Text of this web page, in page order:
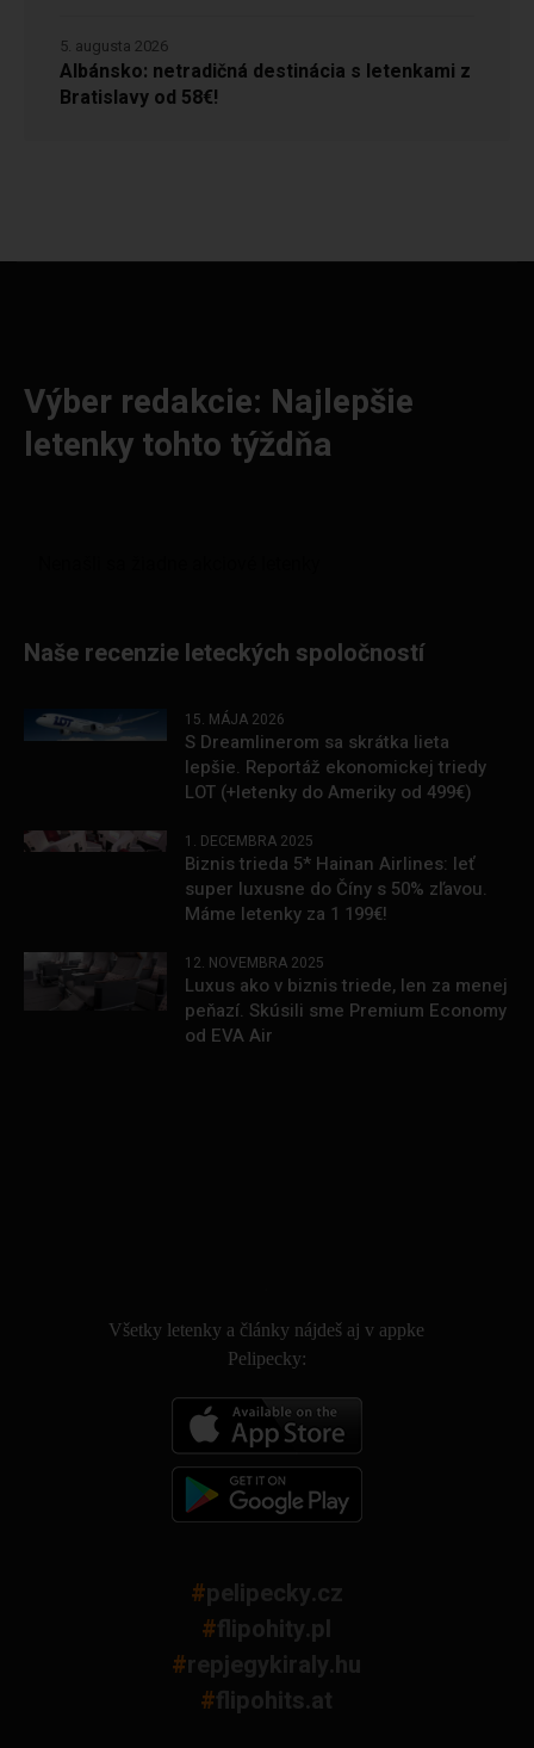
Albánsko: netradičná destinácia s letenkami z
Bratislavy od 58€!
5. augusta 2026
Výber redakcie: Najlepšie
letenky tohto týždňa
Naše recenzie leteckých spoločností
15. MÁJA 2026
S Dreamlinerom sa skrátka lieta
lepšie. Reportáž ekonomickej triedy
LOT (+letenky do Ameriky od 499€)
1. DECEMBRA 2025
Biznis trieda 5* Hainan Airlines: leť
super luxusne do Číny s 50% zľavou.
Máme letenky za 1 199€!
12. NOVEMBRA 2025
Luxus ako v biznis triede, len za menej
peňazí. Skúsili sme Premium Economy
od EVA Air
Všetky letenky a články nájdeš aj v appke
Pelipecky:
#pelipecky.cz
#flipohity.pl
#repjegykiraly.hu
#flipohits.at